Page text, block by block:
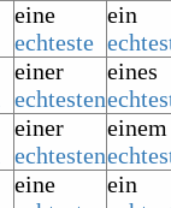
eine
echteste
ein
einer
echtesten
eines
einer
echtesten
einem
eine
ein